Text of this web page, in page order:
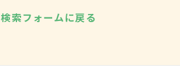
検索フォームに戻る